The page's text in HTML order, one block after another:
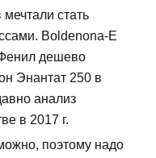
стать
Boldenona-E
дешево
Энантат 250 в
анализ
в 2017 г.
поэтому надо